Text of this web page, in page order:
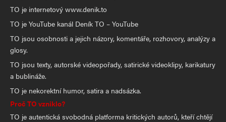
TO je internetový www.denik.to
TO je YouTube kanál Deník TO – YouTube
TO jsou osobnosti a jejich názory, komentáře, rozhovory, analýzy a
glosy.
TO jsou texty, autorské videopořady, satirické videoklipy, karikatury
a bublináže.
TO je nekorektní humor, satira a nadsázka.
Proč TO vzniklo?
TO je autentická svobodná platforma kritických autorů, kteří chtějí